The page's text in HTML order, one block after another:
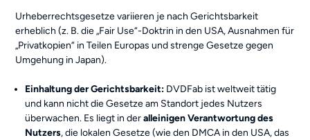
Urheberrechtsgesetze variieren je nach Gerichtsbarkeit
erheblich (z. B. die „Fair Use“-Doktrin in den USA, Ausnahmen für
„Privatkopien“ in Teilen Europas und strenge Gesetze gegen
Umgehung in Japan).
Einhaltung der Gerichtsbarkeit: DVDFab ist weltweit tätig
und kann nicht die Gesetze am Standort jedes Nutzers
überwachen. Es liegt in deralleinigen Verantwortung des
Nutzers, die lokalen Gesetze (wie den DMCA in den USA, das